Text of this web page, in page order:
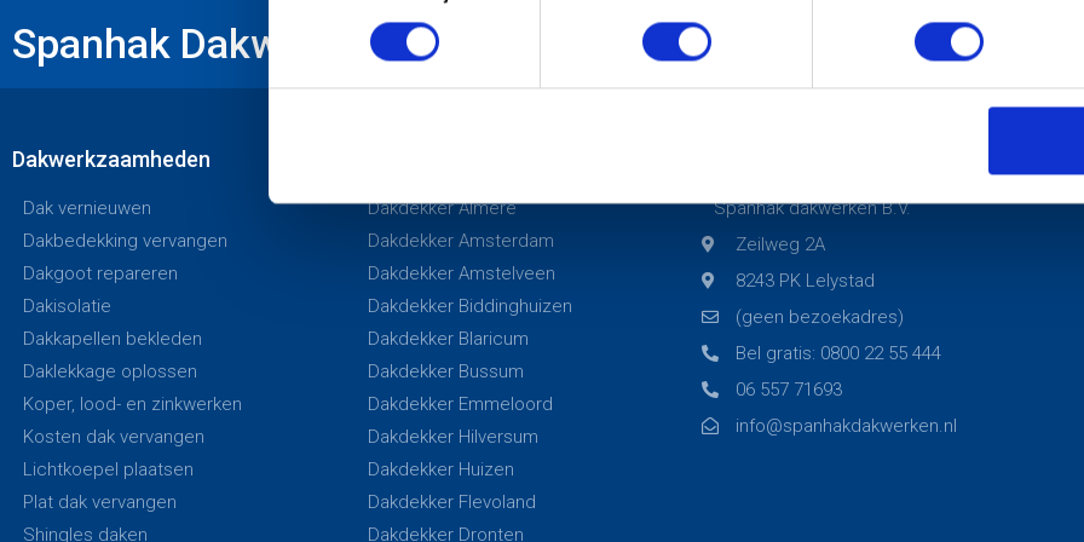
Spanhak Dakwerken krijgt een 8,3 uit 49 reviews
Dakwerkzaamheden
Dak vernieuwen
Dakbedekking vervangen
Dakgoot repareren
Dakisolatie
Dakkapellen bekleden
Daklekkage oplossen
Koper, lood- en zinkwerken
Kosten dak vervangen
Lichtkoepel plaatsen
Plat dak vervangen
Shingles daken
Dakdekker Almere
Dakdekker Amsterdam
Dakdekker Amstelveen
Dakdekker Biddinghuizen
Dakdekker Blaricum
Dakdekker Bussum
Dakdekker Emmeloord
Dakdekker Hilversum
Dakdekker Huizen
Dakdekker Flevoland
Dakdekker Dronten
Spanhak dakwerken B.V.
Zeilweg 2A
8243 PK Lelystad
(geen bezoekadres)
Bel gratis: 0800 22 55 444
06 557 71693
info@spanhakdakwerken.nl